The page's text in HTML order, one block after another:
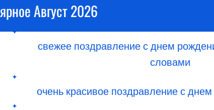
Август 2026
свежее поздравление с днем
словами
очень красивое поздравление с